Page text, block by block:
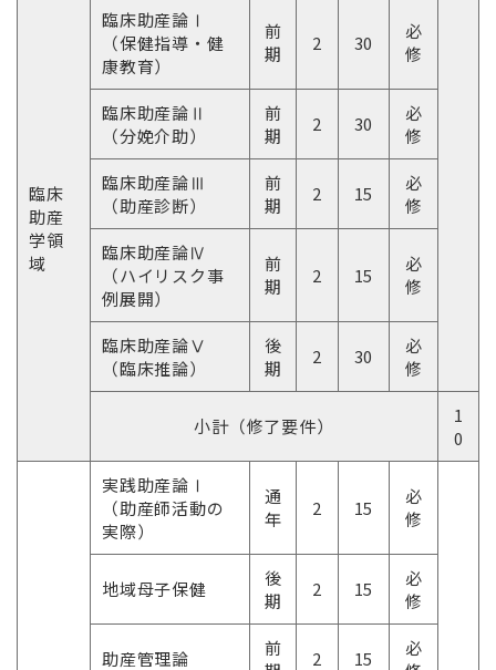
臨床
助産
学領
域
臨床助産論Ⅰ
（保健指導・健
康教育）
前
期
2 30
必
修
臨床助産論Ⅱ
（分娩介助）
前
期
2 30
必
修
臨床助産論Ⅲ
（助産診断）
前
期
2 15
必
修
臨床助産論Ⅳ
（ハイリスク事
例展開）
前
期
2 15
必
修
臨床助産論Ⅴ
（臨床推論）
後
期
2 30
必
修
小計（修了要件）
1
0
実践助産論Ⅰ
（助産師活動の
実際）
通
年
2 15
必
修
地域母子保健
後
期
2 15
必
修
助産管理論
前
2 15
必